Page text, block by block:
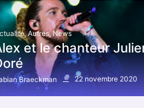
, Autres, News
et le chanteur
Braeckman 22 novembre 2020